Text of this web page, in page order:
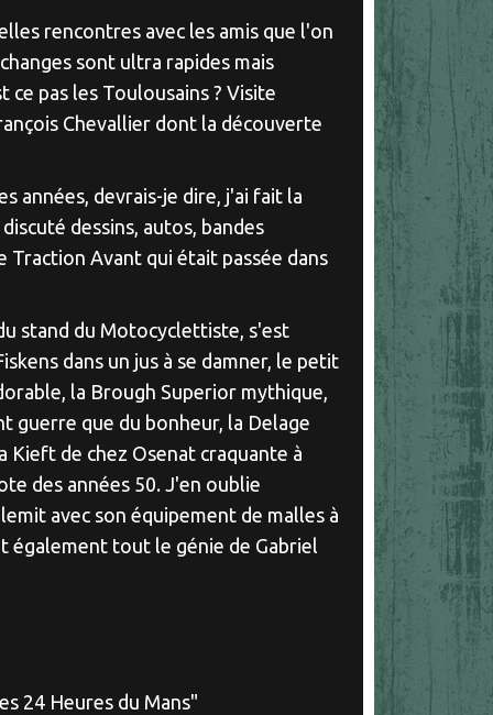
rencontres avec les amis que l'on
sont ultra rapides mais
pas les Toulousains ? Visite
Chevallier dont la découverte
années, devrais-je dire, j'ai fait la
dessins, autos, bandes
Traction Avant qui était passée dans
stand du Motocyclettiste, s'est
dans un jus à se damner, le petit
la Brough Superior mythique,
guerre que du bonheur, la Delage
Kieft de chez Osenat craquante à
des années 50. J'en oublie
avec son équipement de malles à
également tout le génie de Gabriel
24 Heures du Mans"